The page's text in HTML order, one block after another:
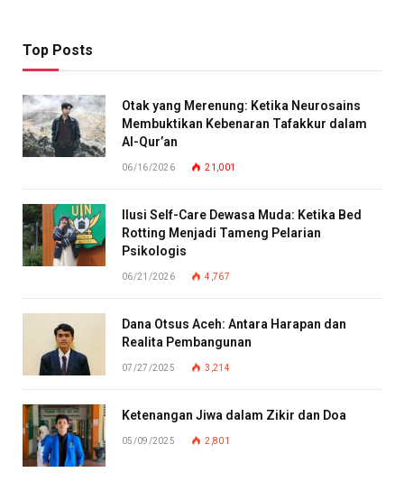
Top Posts
Otak yang Merenung: Ketika Neurosains
Membuktikan Kebenaran Tafakkur dalam
Al-Qur’an
06/16/2026 21,001
Ilusi Self-Care Dewasa Muda: Ketika Bed
Rotting Menjadi Tameng Pelarian
Psikologis
06/21/2026 4,767
Dana Otsus Aceh: Antara Harapan dan
Realita Pembangunan
07/27/2025 3,214
Ketenangan Jiwa dalam Zikir dan Doa
05/09/2025 2,801